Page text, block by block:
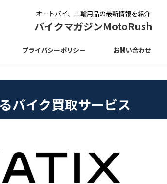
オートバイ、二輪用品の最新情報を紹介
バイクマガジンMotoRush
プライバシーポリシー お問い合わせ
バイク買取サービス